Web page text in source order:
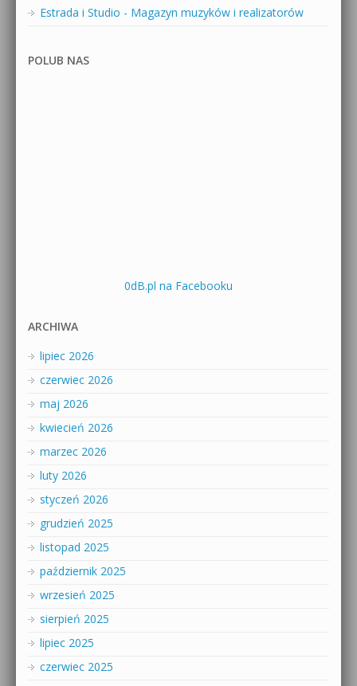
Estrada i Studio - Magazyn muzyków i realizatorów
POLUB NAS
0dB.pl na Facebooku
ARCHIWA
lipiec 2026
czerwiec 2026
maj 2026
kwiecień 2026
marzec 2026
luty 2026
styczeń 2026
grudzień 2025
listopad 2025
październik 2025
wrzesień 2025
sierpień 2025
lipiec 2025
czerwiec 2025